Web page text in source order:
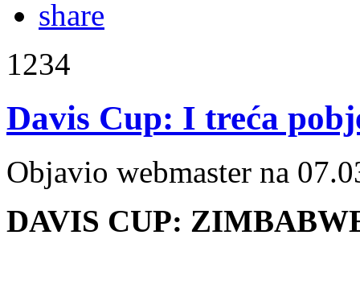
1234
Davis Cup: I treća
Objavio webmaster na
DAVIS CUP: